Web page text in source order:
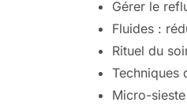
Gérer le
Fluides :
Rituel du
Techniques
Micro-